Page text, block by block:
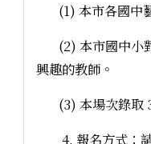
(1) 本市各國中
(2) 本市國中小
興趣的教師。
(3) 本場次錄取
4. 報名方式：請